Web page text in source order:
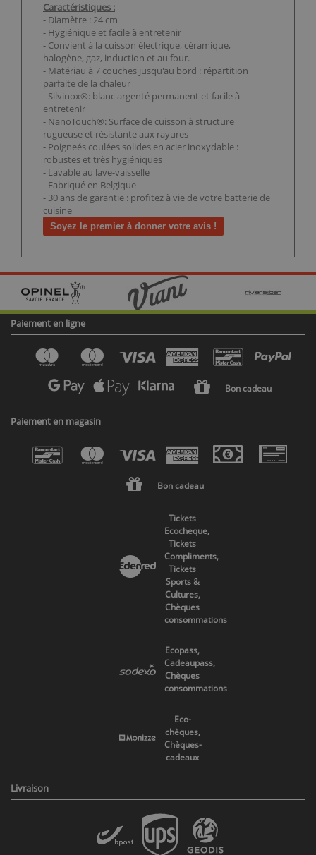
Caractéristiques :
- Diamètre : 24 cm
- Hygiénique et facile à entretenir
- Convient à la cuisson électrique, céramique,
halogène, gaz, induction et au four.
- Matériau à 7 couches jusqu'au bord : répartition
parfaite de la chaleur
- Silvinox®: blanc argenté permanent et facile à
entretenir
- NanoTouch®: Surface de cuisson à structure
rugueuse et résistante aux rayures
- Poigneés coulées solides en acier inoxydable :
robustes et très hygiéniques
- Lavable au lave-vaisselle
- Fabriqué en Belgique
- 30 ans de garantie : profitez à vie de votre batterie de
cuisine
Soyez le premier à donner votre avis !
Paiement en ligne
Bon cadeau
Paiement en magasin
Bon cadeau
Tickets
Ecocheque,
Tickets
Compliments,
Tickets
Sports &
Cultures,
Chèques
consommations
Ecopass,
Cadeaupass,
Chèques
consommations
Eco-
chèques,
Chèques-
cadeaux
Livraison